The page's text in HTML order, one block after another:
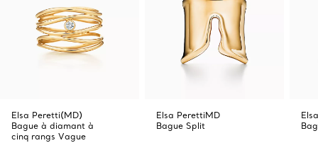
Elsa Peretti(MD)
Bague à diamant à
cinq rangs Vague
Elsa PerettiMD
Bague Split